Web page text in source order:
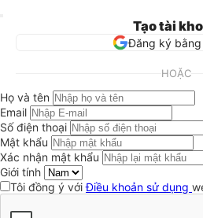
Tạo tài
Đăng ký bằng
HOẶC
Họ và tên
Email
Số điện thoại
Mật khẩu
Xác nhận mật khẩu
Giới tính
Tôi đồng ý vớiĐiều khoản sử dụng